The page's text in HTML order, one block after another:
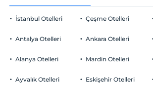
Otopark
Ücretsiz Halka Açık
En geç saat 12:00 ve öncesi
Evcil Hayvan
2 yaşına kadar olan bebekler ücretsizdir.
İstanbul Otelleri
Antalya Otelleri
Alanya Otelleri
Ayvalık Otelleri
Çeşme Otelleri
Ankara Otelleri
Mardin Otelleri
Eskişehir Otelleri